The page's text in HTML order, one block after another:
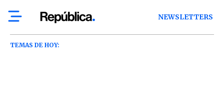
NEWSLETTERS
TEMAS DE HOY: